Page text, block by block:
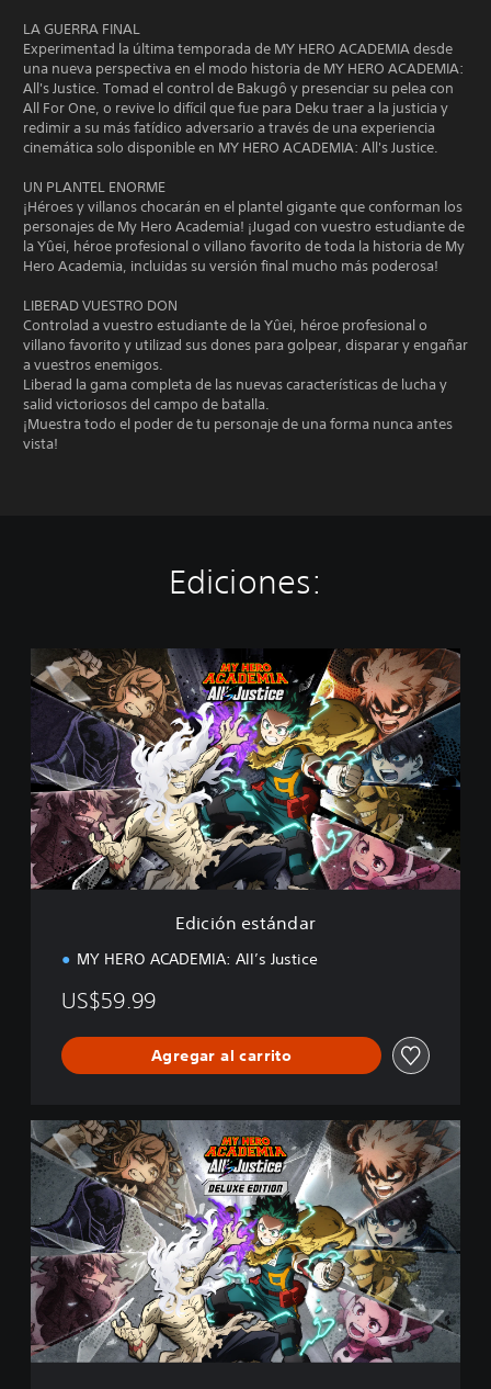
LA GUERRA FINAL
Experimentad la última temporada de MY HERO ACADEMIA desde
una nueva perspectiva en el modo historia de MY HERO ACADEMIA:
All's Justice. Tomad el control de Bakugô y presenciar su pelea con
All For One, o revive lo difícil que fue para Deku traer a la justicia y
redimir a su más fatídico adversario a través de una experiencia
cinemática solo disponible en MY HERO ACADEMIA: All's Justice.
UN PLANTEL ENORME
¡Héroes y villanos chocarán en el plantel gigante que conforman los
personajes de My Hero Academia! ¡Jugad con vuestro estudiante de
la Yûei, héroe profesional o villano favorito de toda la historia de My
Hero Academia, incluidas su versión final mucho más poderosa!
LIBERAD VUESTRO DON
Controlad a vuestro estudiante de la Yûei, héroe profesional o
villano favorito y utilizad sus dones para golpear, disparar y engañar
a vuestros enemigos.
Liberad la gama completa de las nuevas características de lucha y
salid victoriosos del campo de batalla.
¡Muestra todo el poder de tu personaje de una forma nunca antes
vista!
Ediciones:
d
i
c
ó
n
e
s
t
á
n
Edición estándar
MY HERO ACADEMIA: All’s Justice
US$59.99
Agregar al carrito
E
d
i
c
i
ó
n
D
e
l
u
x